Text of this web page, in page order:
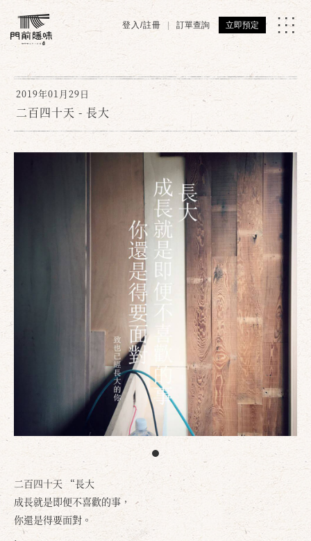
登入/註冊 訂單查詢 立即預定
2019年01月29日
二百四十天 - 長大
二百四十天 “長大
成長就是即便不喜歡的事，
你還是得要面對。
.